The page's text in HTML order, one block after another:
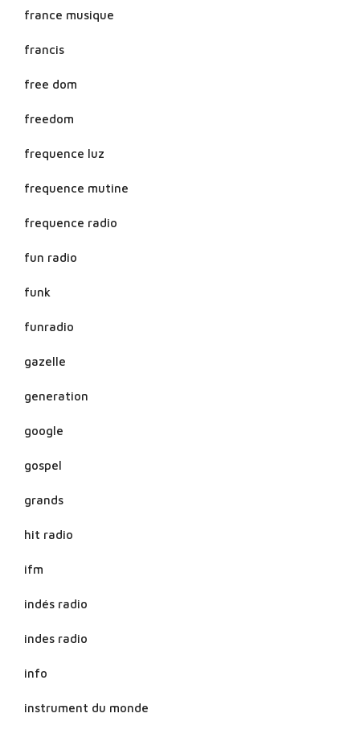
france musique
francis
free dom
freedom
frequence luz
frequence mutine
frequence radio
fun radio
funk
funradio
gazelle
generation
google
gospel
grands
hit radio
ifm
indés radio
indes radio
info
instrument du monde